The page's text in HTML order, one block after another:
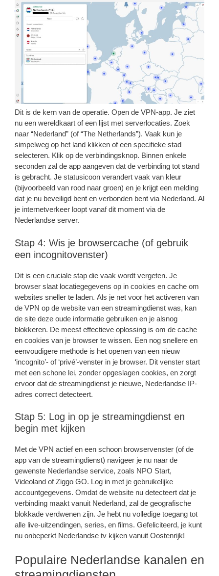
Dit is de kern van de operatie. Open de VPN-app. Je ziet
nu een wereldkaart of een lijst met serverlocaties. Zoek
naar “Nederland” (of “The Netherlands”). Vaak kun je
simpelweg op het land klikken of een specifieke stad
selecteren. Klik op de verbindingsknop. Binnen enkele
seconden zal de app aangeven dat de verbinding tot stand
is gebracht. Je statusicoon verandert vaak van kleur
(bijvoorbeeld van rood naar groen) en je krijgt een melding
dat je nu beveiligd bent en verbonden bent via Nederland. Al
je internetverkeer loopt vanaf dit moment via de
Nederlandse server.
Stap 4: Wis je browsercache (of gebruik
een incognitovenster)
Dit is een cruciale stap die vaak wordt vergeten. Je
browser slaat locatiegegevens op in cookies en cache om
websites sneller te laden. Als je net voor het activeren van
de VPN op de website van een streamingdienst was, kan
de site deze oude informatie gebruiken en je alsnog
blokkeren. De meest effectieve oplossing is om de cache
en cookies van je browser te wissen. Een nog snellere en
eenvoudigere methode is het openen van een nieuw
‘incognito’- of ‘privé’-venster in je browser. Dit venster start
met een schone lei, zonder opgeslagen cookies, en zorgt
ervoor dat de streamingdienst je nieuwe, Nederlandse IP-
adres correct detecteert.
Stap 5: Log in op je streamingdienst en
begin met kijken
Met de VPN actief en een schoon browservenster (of de
app van de streamingdienst) navigeer je nu naar de
gewenste Nederlandse service, zoals NPO Start,
Videoland of Ziggo GO. Log in met je gebruikelijke
accountgegevens. Omdat de website nu detecteert dat je
verbinding maakt vanuit Nederland, zal de geografische
blokkade verdwenen zijn. Je hebt nu volledige toegang tot
alle live-uitzendingen, series, en films. Gefeliciteerd, je kunt
nu onbeperkt Nederlandse tv kijken vanuit Oostenrijk!
Populaire Nederlandse kanalen en